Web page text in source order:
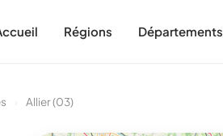
Régions Départements
Allier (03)